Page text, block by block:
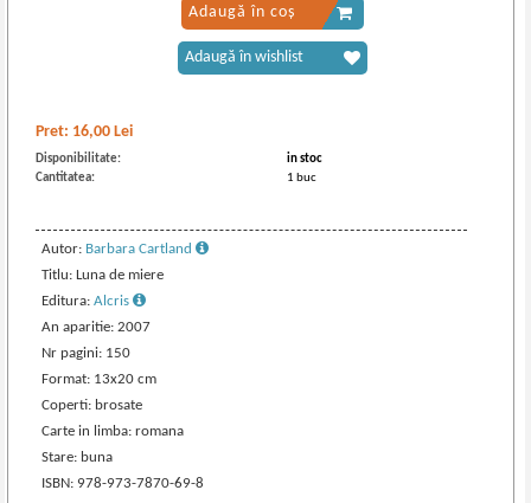
Pret: 16,00 Lei
Disponibilitate:
in stoc
Cantitatea:
1 buc
Autor: Barbara Cartland
Titlu: Luna de miere
Editura:Alcris
An aparitie: 2007
Nr pagini: 150
Format: 13x20 cm
Coperti: brosate
Carte in limba: romana
Stare: buna
ISBN: 978-973-7870-69-8
Adaugă în coș
Adaugă în wishlist